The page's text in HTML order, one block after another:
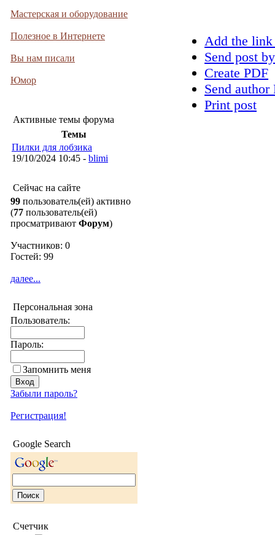
Мастерская и оборудование
Полезное в Интернете
Вы нам писали
Юмор
Активные темы форума
Темы
Пилки для лобзика
19/10/2024 10:45 - blimi
Сейчас на сайте
99 пользователь(ей) активно
(77 пользователь(ей)
просматривают Форум)
Участников: 0
Гостей: 99
далее...
Персональная зона
Пользователь:
Пароль:
Запомнить меня
Забыли пароль?
Регистрация!
Google Search
Счетчик
Add the
Send post
Create PDF
Send
Print post